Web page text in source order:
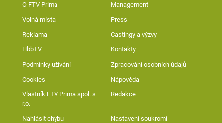
O FTV Prima Management
Volná místa Press
Reklama Castingy a výzvy
HbbTV Kontakty
Podmínky užívání Zpracování osobních údajů
Cookies Nápověda
Vlastník FTV Prima spol. s
r.o.
Redakce
Nahlásit chybu Nastavení soukromí